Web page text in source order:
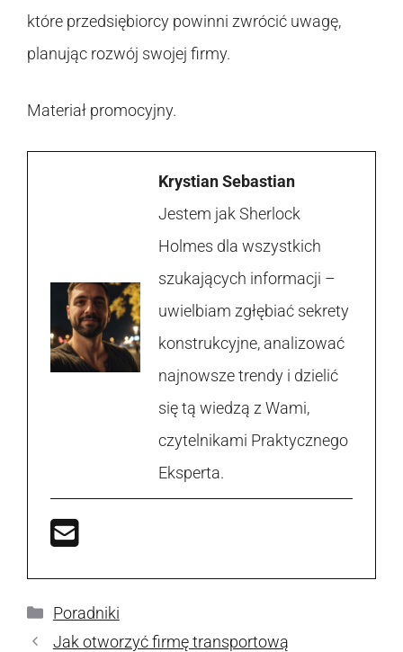
które przedsiębiorcy powinni zwrócić uwagę,
planując rozwój swojej firmy.
Materiał promocyjny.
Krystian Sebastian
Jestem jak Sherlock
Holmes dla wszystkich
szukających informacji –
uwielbiam zgłębiać sekrety
konstrukcyjne, analizować
najnowsze trendy i dzielić
się tą wiedzą z Wami,
czytelnikami Praktycznego
Eksperta.
Kategorie
Poradniki
Jak otworzyć firmę transportową